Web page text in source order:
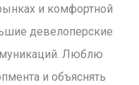
и комфортной
девелоперские
Люблю
и объяснять